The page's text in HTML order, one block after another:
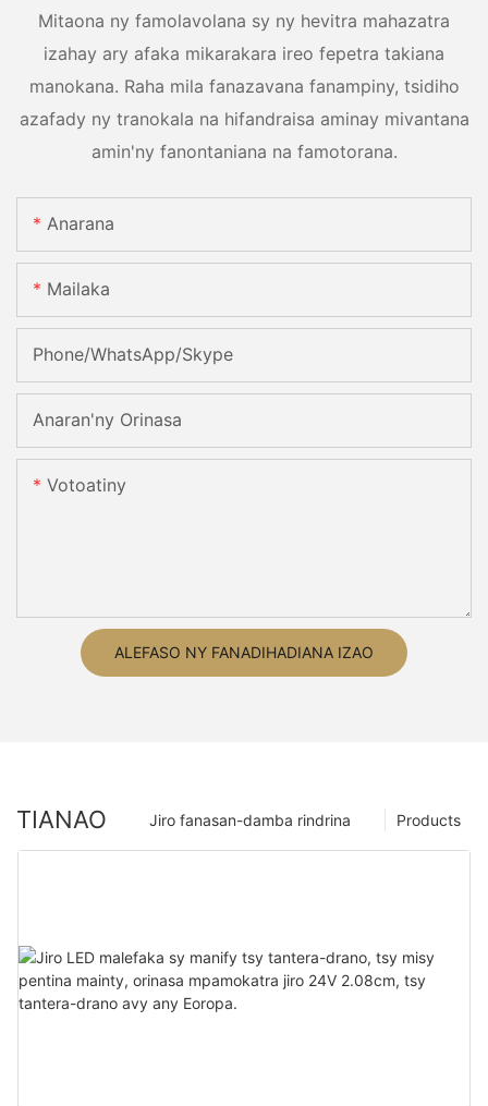
Mitaona ny famolavolana sy ny hevitra mahazatra
izahay ary afaka mikarakara ireo fepetra takiana
manokana. Raha mila fanazavana fanampiny, tsidiho
azafady ny tranokala na hifandraisa aminay mivantana
amin'ny fanontaniana na famotorana.
Anarana
Mailaka
Phone/WhatsApp/Skype
Anaran'ny Orinasa
Votoatiny
ALEFASO NY FANADIHADIANA IZAO
TIANAO Products
Jiro fanasan-damba rindrina